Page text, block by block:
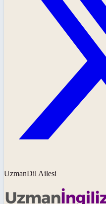
UzmanDil Ailesi